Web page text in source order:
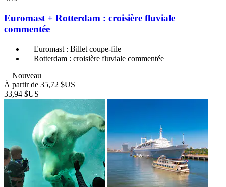
Euromast + Rotterdam : croisière fluviale
commentée
Euromast : Billet coupe-file
Rotterdam : croisière fluviale commentée
Nouveau
À partir de 35,72 $US
33,94 $US